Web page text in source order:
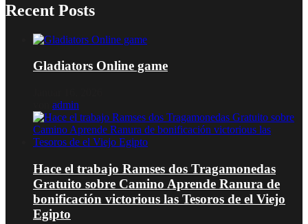
Recent Posts
Gladiators Online game
admin
Hace el trabajo Ramses dos Tragamonedas
Gratuito sobre Camino Aprende Ranura de
bonificación victorious las Tesoros de el Viejo
Egipto